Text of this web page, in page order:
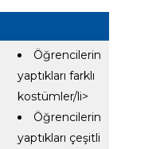
Öğrencilerin
yaptıkları farklı
kostümler/li>
Öğrencilerin
yaptıkları çeşitli